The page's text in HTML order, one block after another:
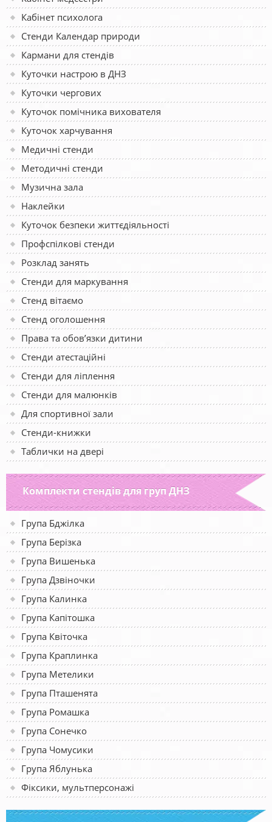
Кабінет психолога
Стенди Календар природи
Кармани для стендів
Куточки настрою в ДНЗ
Куточки чергових
Куточок помічника вихователя
Куточок харчування
Медичні стенди
Методичні стенди
Музична зала
Наклейки
Куточок безпеки життєдіяльності
Профспілкові стенди
Розклад занять
Стенди для маркування
Стенд вітаємо
Стенд оголошення
Права та обов’язки дитини
Стенди атестаційні
Стенди для ліплення
Стенди для малюнків
Для спортивної зали
Стенди-книжки
Таблички на двері
Комплекти стендів для груп ДНЗ
Група Бджілка
Група Берізка
Група Вишенька
Група Дзвіночки
Група Калинка
Група Капітошка
Група Квіточка
Група Краплинка
Група Метелики
Група Пташенята
Група Ромашка
Група Сонечко
Група Чомусики
Група Яблунька
Фіксики, мультперсонажі